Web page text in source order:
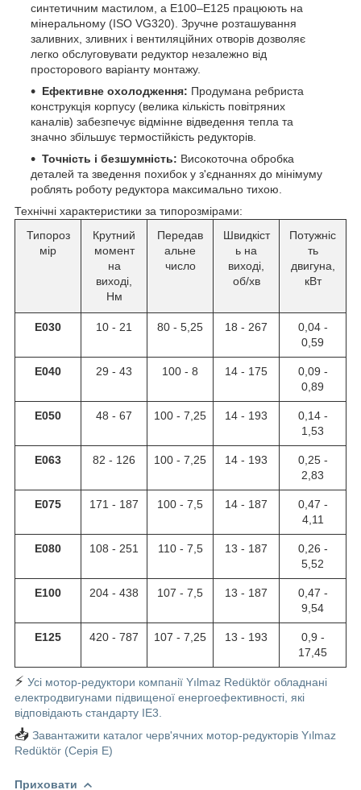
синтетичним мастилом, а E100–E125 працюють на
мінеральному (ISO VG320). Зручне розташування
заливних, зливних і вентиляційних отворів дозволяє
легко обслуговувати редуктор незалежно від
просторового варіанту монтажу.
Ефективне охолодження: Продумана ребриста
конструкція корпусу (велика кількість повітряних
каналів) забезпечує відмінне відведення тепла та
значно збільшує термостійкість редукторів.
Точність і безшумність: Високоточна обробка
деталей та зведення похибок у з'єднаннях до мінімуму
роблять роботу редуктора максимально тихою.
Технічні характеристики за типорозмірами:
Типороз
мір
Крутний
момент
на
виході,
Нм
Передав
альне
число
Швидкіст
ь на
виході,
об/хв
Потужніс
ть
двигуна,
кВт
E030 10 - 21 80 - 5,25 18 - 267
0,04 -
0,59
E040 29 - 43 100 - 8 14 - 175
0,09 -
0,89
E050 48 - 67 100 - 7,25 14 - 193
0,14 -
1,53
E063 82 - 126 100 - 7,25 14 - 193
0,25 -
2,83
E075 171 - 187 100 - 7,5 14 - 187
0,47 -
4,11
E080 108 - 251 110 - 7,5 13 - 187
0,26 -
5,52
E100 204 - 438 107 - 7,5 13 - 187
0,47 -
9,54
E125 420 - 787 107 - 7,25 13 - 193
0,9 -
17,45
⚡ Усі мотор-редуктори компанії Yılmaz Redüktör обладнані
електродвигунами підвищеної енергоефективності, які
відповідають стандарту IE3.
📥 Завантажити каталог черв'ячних мотор-редукторів Yılmaz
Redüktör (Серія E)
Приховати